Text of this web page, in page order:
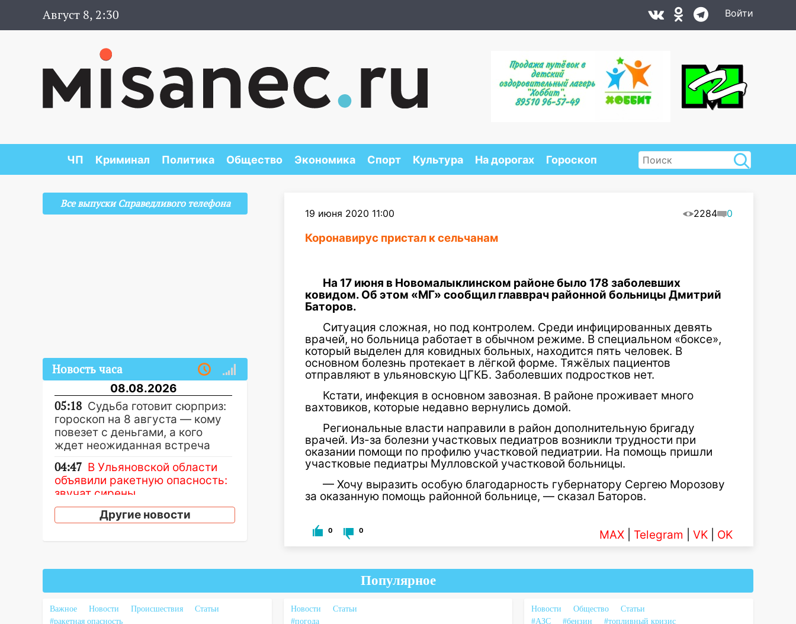
Август 8, 2:30 Войти
ЧП Криминал Политика Общество Экономика Спорт Культура На дорогах Гороскоп
19 июня 2020 11:00 2284 0
Коронавирус пристал к сельчанам
На 17 июня в Новомалыклинском районе было 178 заболевших
ковидом. Об этом «МГ» сообщил главврач районной больницы Дмитрий
Баторов.
Ситуация сложная, но под контролем. Среди инфицированных девять
врачей, но больница работает в обычном режиме. В специальном «боксе»,
который выделен для ковидных больных, находится пять человек. В
основном болезнь протекает в лёгкой форме. Тяжёлых пациентов
отправляют в ульяновскую ЦГКБ. Заболевших подростков нет.
Кстати, инфекция в основном завозная. В районе проживает много
вахтовиков, которые недавно вернулись домой.
Региональные власти направили в район дополнительную бригаду
врачей. Из-за болезни участковых педиатров возникли трудности при
оказании помощи по профилю участковой педиатрии. На помощь пришли
участковые педиатры Мулловской участковой больницы.
— Хочу выразить особую благодарность губернатору Сергею Морозову
за оказанную помощь районной больнице, — сказал Баторов.
0 0 MAX Telegram VK OK
Все выпуски Справедливого телефона
Новость часа
08.08.2026
05:18 Судьба готовит сюрприз:
гороскоп на 8 августа — кому
повезет с деньгами, а кого
ждет неожиданная встреча
04:47 В Ульяновской области
объявили ракетную опасность:
звучат сирены
07.08.2026
управлении состоялось
торжественное мероприятие,
приуроченное к празднованию
Другие новости
Популярное
Важное Новости Происшествия
Статьи
#ракетная опасность
Новости
Статьи
#погода
Новости Общество
Статьи
#АЗС
#бензин #топливный кризис